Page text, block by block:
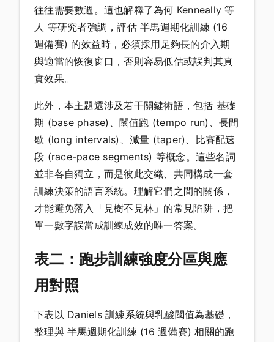
往往需要數週。這也解釋了為何 Kenneally 等
人 等研究者強調，評估 半馬週期化訓練 (16
週備賽) 的效益時，必須採用足夠長的介入期
與適當的恢復窗口，否則容易低估或誤判其真
實效果。
此外，本主題還涉及若干關鍵術語，包括 基礎
期 (base phase)、閾值跑 (tempo run)、長間
歇 (long intervals)、減量 (taper)、比賽配速
段 (race-pace segments) 等概念。這些名詞
並非各自獨立，而是彼此交織、共同構成一套
訓練決策的語言系統。理解它們之間的關係，
才能避免落入「見樹不見林」的常見陷阱，把
單一數字誤當成訓練成效的唯一答案。
表二：跑步訓練強度分區與應
用對照
下表以 Daniels 訓練系統與乳酸閾值為基礎，
整理與 半馬週期化訓練 (16 週備賽) 相關的跑